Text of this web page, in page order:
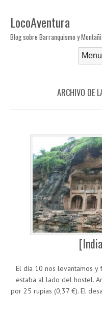
LocoAventura
Blog sobre Barranquismo y
ARCHIVO DE
El día 10 nos levantamos y
estaba al lado del hostel.
por 25 rupias (0,37 €). El